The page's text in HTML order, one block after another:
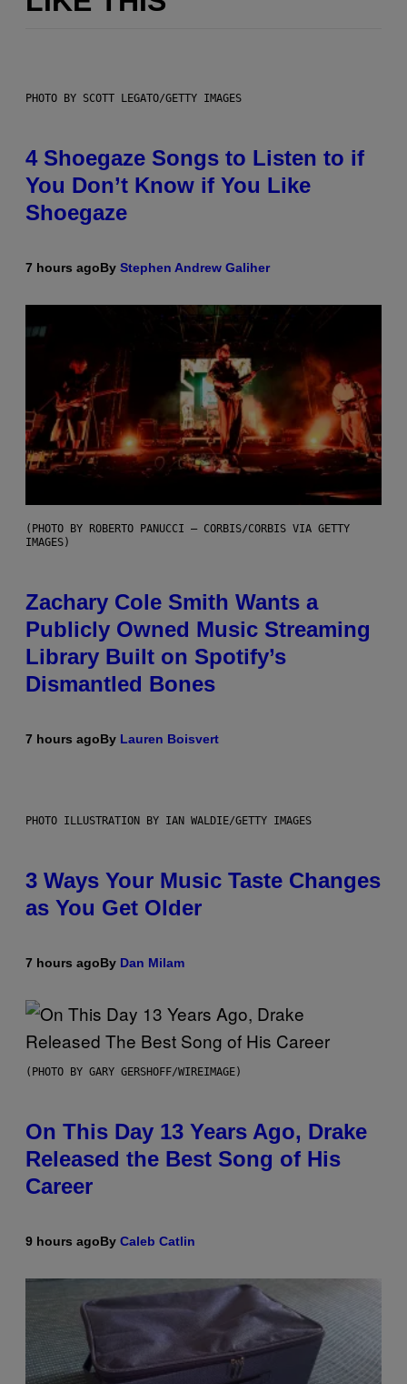
PHOTO BY SCOTT LEGATO/GETTY IMAGES
4 Shoegaze Songs to Listen to if
You Don’t Know if You Like
Shoegaze
7 hours agoBy Stephen Andrew Galiher
(PHOTO BY ROBERTO PANUCCI – CORBIS/CORBIS VIA GETTY
IMAGES)
Zachary Cole Smith Wants a
Publicly Owned Music Streaming
Library Built on Spotify’s
Dismantled Bones
7 hours agoBy Lauren Boisvert
PHOTO ILLUSTRATION BY IAN WALDIE/GETTY IMAGES
3 Ways Your Music Taste Changes
as You Get Older
7 hours agoBy Dan Milam
(PHOTO BY GARY GERSHOFF/WIREIMAGE)
On This Day 13 Years Ago, Drake
Released the Best Song of His
Career
9 hours agoBy Caleb Catlin